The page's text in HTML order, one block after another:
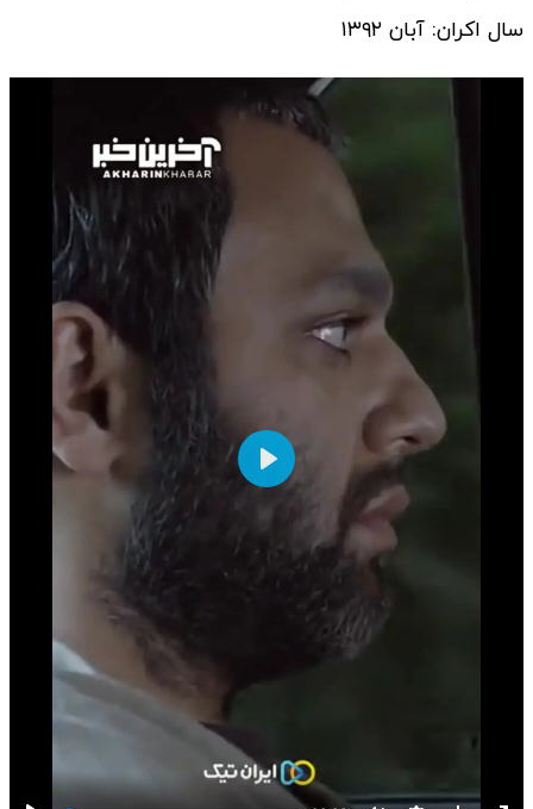
سال اکران: آبان ۱۳۹۲